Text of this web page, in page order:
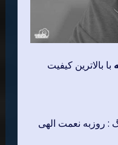
با بالاترین کیفیت
: روزبه نعمت الهی